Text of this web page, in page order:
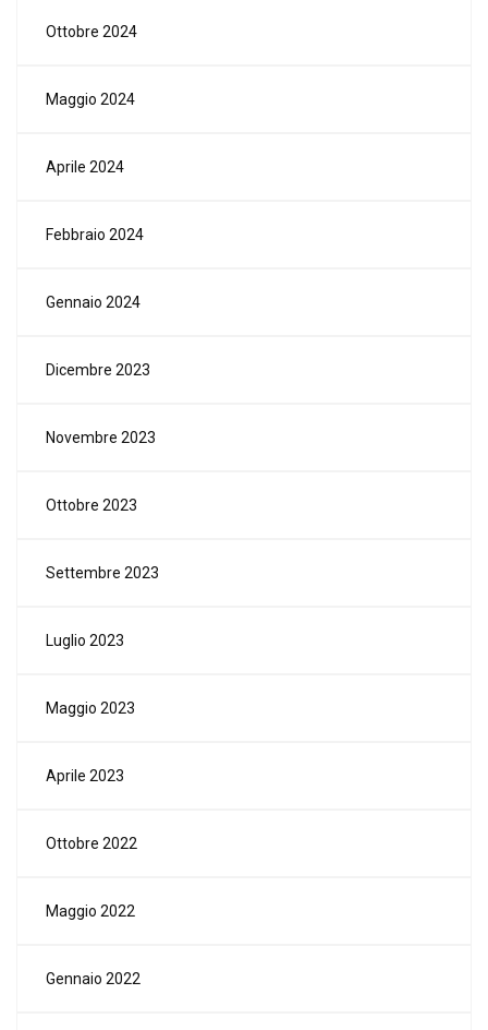
Ottobre 2024
Maggio 2024
Aprile 2024
Febbraio 2024
Gennaio 2024
Dicembre 2023
Novembre 2023
Ottobre 2023
Settembre 2023
Luglio 2023
Maggio 2023
Aprile 2023
Ottobre 2022
Maggio 2022
Gennaio 2022